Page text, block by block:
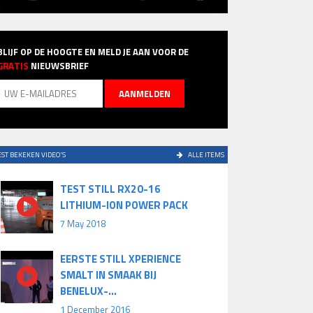
OP DE HOOGTE EN MELD JE AAN VOOR DE
NIEUWSBRIEF
BEKEKEN VIDEO'S ALLE ITEMS
TEST STILL RX20-16
LITHIUM-ION POWER PACK
7 May 2018
EERSTE STILL XPERIENCE
SMALT IN SMAAK BIJ
BENELUX-...
1 December 2016